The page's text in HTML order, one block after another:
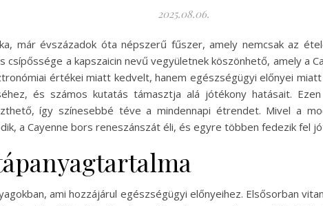
2025.08.06.
már évszázadok óta népszerű fűszer, amely nemcsak az
csípőssége a kapszaicin nevű vegyületnek köszönhető, amely a
értékei miatt kedvelt, hanem egészségügyi előnyei miatt
és számos kutatás támasztja alá jótékony hatásait.
így színesebbé téve a mindennapi étrendet. Mivel a
a Cayenne bors reneszánszát éli, és egyre többen fedezik fel
ami hozzájárul egészségügyi előnyeihez. Elsősorban